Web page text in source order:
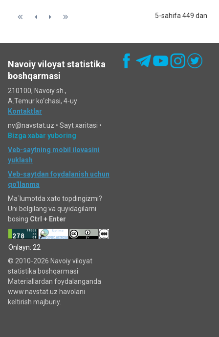
5-sahifa 449 dan
Navoiy viloyat statistika
boshqarmasi
210100, Navoiy sh.,
A.Temur ko‘chаsi, 4-uy
Kontaktlar
nv@navstat.uz • Sayt xaritasi •
Bizga xabar yuboring
Veb-saytning mobil ilovasini
yuklash
Veb-saytdan foydalanish uchun
qo'llanma
Ma`lumotda xato topdingizmi?
Uni belgilang va quyidagilarni
bosing Ctrl + Enter
Onlayn: 22
© 2010-2026 Navoiy viloyat
statistika boshqarmasi
Materiallardan foydalanganda
www.navstat.uz havolani
keltirish majburiy.